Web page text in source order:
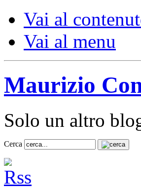
Vai al
Vai al menu
Maurizio
Solo un altro
Cerca